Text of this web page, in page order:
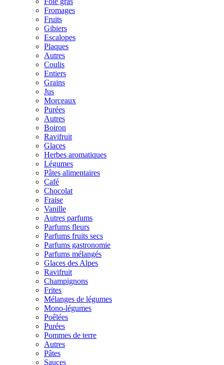
Fromages
Fruits
Gibiers
Escalopes
Plaques
Autres
Coulis
Entiers
Grains
Jus
Morceaux
Purées
Autres
Boiron
Ravifruit
Glaces
Herbes aromatiques
Légumes
Pâtes alimentaires
Café
Chocolat
Fraise
Vanille
Autres parfums
Parfums fleurs
Parfums fruits secs
Parfums gastronomie
Parfums mélangés
Glaces des Alpes
Ravifruit
Champignons
Frites
Mélanges de légumes
Mono-légumes
Poêlées
Purées
Pommes de terre
Autres
Pâtes
Sauces